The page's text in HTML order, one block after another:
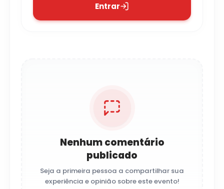
Entrar
Nenhum comentário
publicado
Seja a primeira pessoa a compartilhar sua
experiência e opinião sobre este evento!